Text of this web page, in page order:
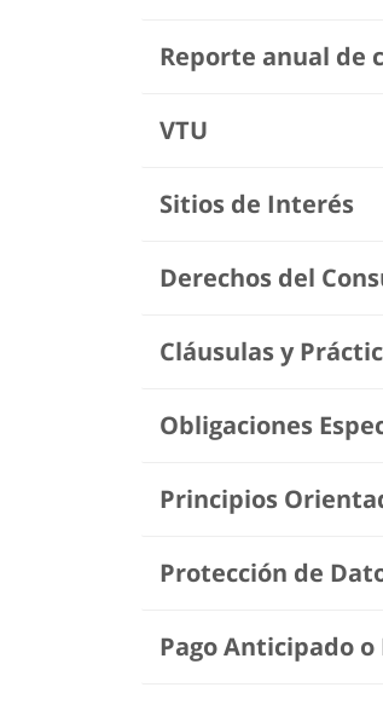
Reporte anual de
VTU
Sitios de Interés
Derechos del
Cláusulas y
Obligaciones
Principios
Protección de
Pago Anticipado